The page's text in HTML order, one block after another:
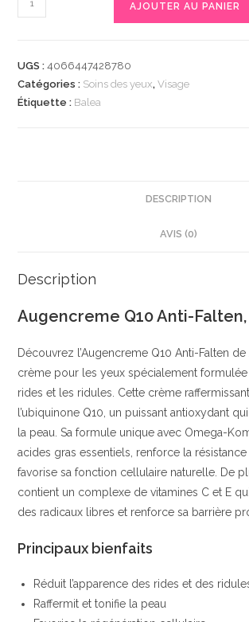
de
Anti-
Falten,
|
sans
nanoparticules,
parabènes,
paraffines/minérales
et
parfums
|
Balea
AJOUTER AU PANIER
UGS :4066447428780
Catégories : Soins des yeux,Visage
Étiquette : Balea
DESCRIPTION
AVIS (0)
Description
Augencreme Q10 Anti-Falten,
Découvrez l’Augencreme Q10 Anti-Falten de
crème pour les yeux spécialement
rides et les ridules. Cette crème
l’ubiquinone Q10, un puissant antioxydant
la peau. Sa formule unique avec Omega-
acides gras essentiels, renforce la
favorise sa fonction cellulaire naturelle. De
contient un complexe de vitamines C et E
des radicaux libres et renforce sa barrière
Principaux bienfaits
Réduit l’apparence des rides et des
Raffermit et tonifie la peau